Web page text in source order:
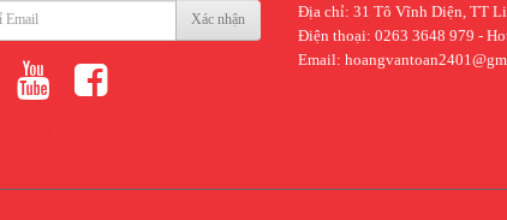
Xác nhận
Địa chỉ: 31 Tô Vĩnh Diện, TT
Điện thoại: 0263 3648 979 -
Email: